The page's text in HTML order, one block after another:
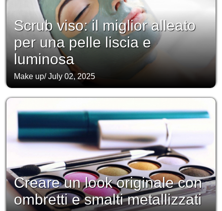
Scrub viso: il miglior alleato
per una pelle liscia e
luminosa
Make up/July 02, 2025
Creare un look originale con
ombretti e smalti metallizzati